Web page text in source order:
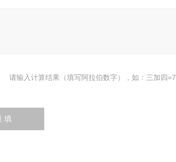
请输入计算结果（填写阿拉伯数字），如：三加四=7